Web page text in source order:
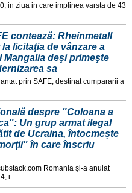
in ziua in care implinea varsta de 43
contează: Rheinmetall
licitaţia de vânzare a
Mangalia deşi primeşte
sa
prin SAFE, destinat cumpararii a
despre "Coloana a
Un grup armat ilegal
de Ucraina, întocmește
în care înscriu
Romania și-a anulat
i ...